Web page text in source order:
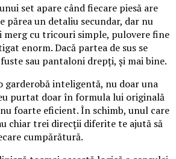
set apare când fiecare piesă are
părea un detaliu secundar, dar nu
merg cu tricouri simple, pulovere fine
enorm. Dacă partea de sus se
sau pantaloni drepți, și mai bine.
garderobă inteligentă, nu doar una
purtat doar în formula lui originală
foarte eficient. În schimb, unul care
chiar trei direcții diferite te ajută să
cumpărătură.